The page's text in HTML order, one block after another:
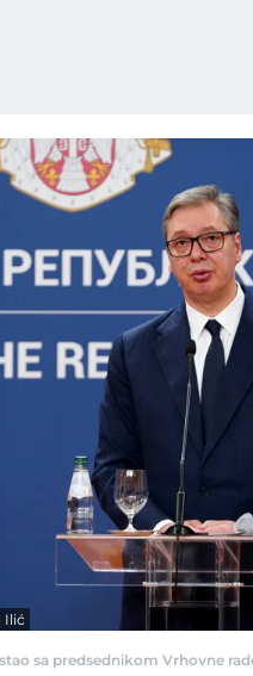
Ilić
sa predsednikom Vrhovne